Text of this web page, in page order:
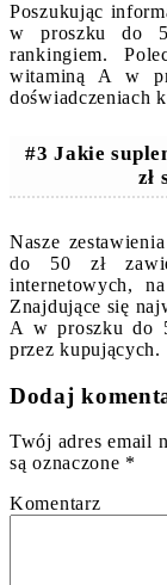
Poszukując
w proszku do
rankingiem.
witaminą A w
doświadczeniach
#3 Jakie
zł
Nasze
do 50 zł
internetowych,
Znajdujące się
A w proszku do
przez kupujących.
Dodaj
Twój adres email
są oznaczone *